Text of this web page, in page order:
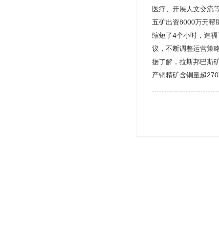
医疗、开展人文交流
五矿出资8000万元帮
缩短了4个小时，造
议，不断调整运营策
据了解，拉斯邦巴斯
产铜精矿含铜量超